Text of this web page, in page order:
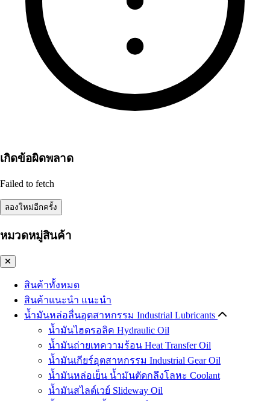
เกิดข้อผิดพลาด
Failed to fetch
ลองใหม่อีกครั้ง
หมวดหมู่สินค้า
สินค้าทั้งหมด
สินค้าแนะนำ แนะนำ
น้ำมันหล่อลื่นอุตสาหกรรม Industrial Lubricants
น้ำมันไฮดรอลิค Hydraulic Oil
น้ำมันถ่ายเทความร้อน Heat Transfer Oil
น้ำมันเกียร์อุตสาหกรรม Industrial Gear Oil
น้ำมันหล่อเย็น น้ำมันตัดกลึงโลหะ Coolant
น้ำมันสไลด์เวย์ Slideway Oil